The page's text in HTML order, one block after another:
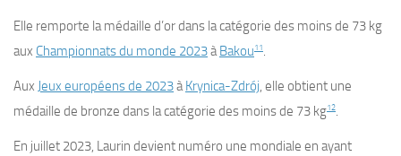
Elle remporte la médaille d’or dans la catégorie des moins de 73 kg
aux Championnats du monde 2023àBakou11.
Aux Jeux européens de 2023àKrynica-Zdrój, elle obtient une
médaille de bronze dans la catégorie des moins de 73 kg12.
En juillet 2023, Laurin devient numéro une mondiale en ayant